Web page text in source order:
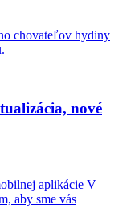
chovateľov hydiny
nové
aplikácie V
aby sme vás